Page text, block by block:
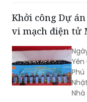
tại
Chung tay tôn